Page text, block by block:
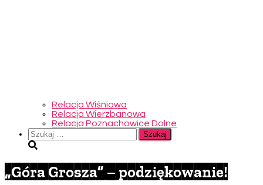
Relacja Wiśniowa
Relacja Wierzbanowa
Relacja Poznachowice Dolne
Szukaj:
„Góra Grosza” – podziękowanie!